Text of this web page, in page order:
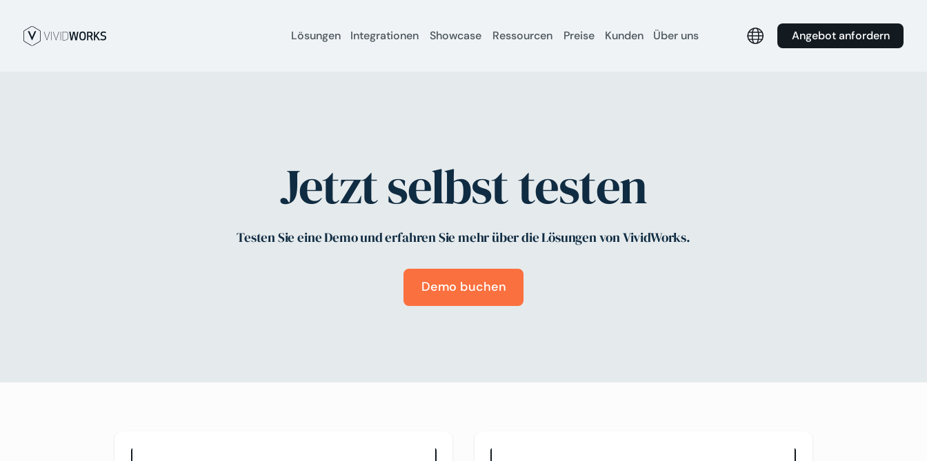
Lösungen Integrationen Showcase Ressourcen Preise Kunden Über uns Angebot anfordern
Jetzt selbst testen
Testen Sie eine Demo und erfahren Sie mehr über die Lösungen von VividWorks.
Demo buchen